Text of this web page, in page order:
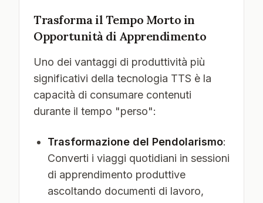
Trasforma il Tempo Morto in
Opportunità di Apprendimento
Uno dei vantaggi di produttività più
significativi della tecnologia TTS è la
capacità di consumare contenuti
durante il tempo "perso":
Trasformazione del Pendolarismo:
Converti i viaggi quotidiani in sessioni
di apprendimento produttive
ascoltando documenti di lavoro,